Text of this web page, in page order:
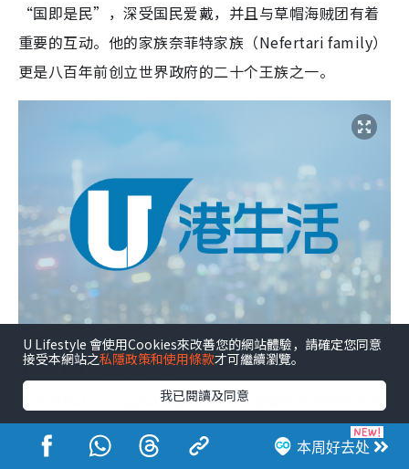
“国即是民”，深受国民爱戴，并且与草帽海贼团有着
重要的互动。他的家族奈菲特家族（Nefertari family）
更是八百年前创立世界政府的二十个王族之一。
15. Dr. 古蕾娃
由演员Katie Seighal饰演，古蕾娃是磁鼓岛的传奇女医
生，也是乔巴（Chopper）的导师和养母，以医术高
超、个性豪放著称。
本周好去处
U Lifestyle 會使用Cookies來改善您的網站體驗，請確定您同意
接受本網站之私隱政策和使用條款才可繼續瀏覽。
我已閱讀及同意